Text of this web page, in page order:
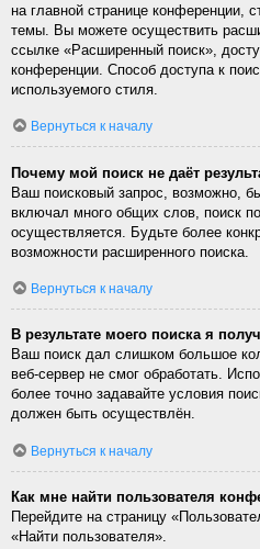
на главной странице конференции,
темы. Вы можете осуществить
ссылке «Расширенный поиск»,
конференции. Способ доступа к
используемого стиля.
Вернуться к началу
Почему мой поиск не даёт
Ваш поисковый запрос, возможно,
включал много общих слов, поиск
осуществляется. Будьте более
возможности расширенного поиска.
Вернуться к началу
В результате моего поиска я
Ваш поиск дал слишком большое
веб-сервер не смог обработать.
более точно задавайте условия
должен быть осуществлён.
Вернуться к началу
Как мне найти пользователя
Перейдите на страницу
«Найти пользователя».